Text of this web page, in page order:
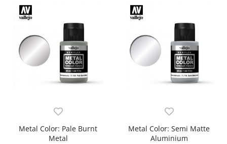
Metal Color: Pale Burnt
Metal
Metal Color: Semi Matte
Aluminium